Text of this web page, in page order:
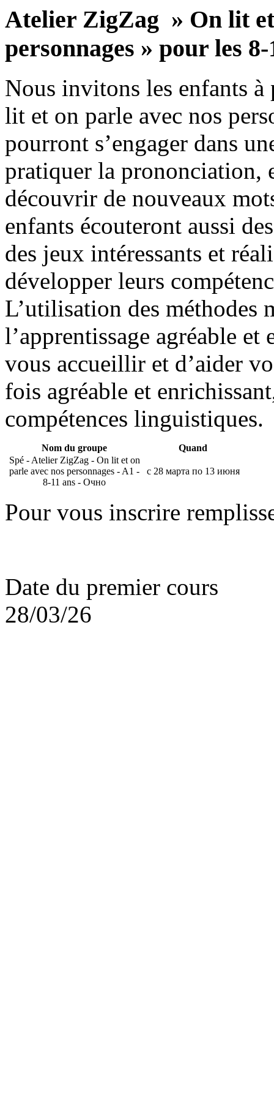
Atelier ZigZag » On lit
personnages » pour les
Nous invitons les enfants
lit et on parle avec nos
pourront s’engager dans
pratiquer la prononciation,
découvrir de nouveaux
enfants écouteront aussi
des jeux intéressants et
développer leurs
L’utilisation des méthodes
l’apprentissage agréable
vous accueillir et d’aider
fois agréable et
compétences linguistiques.
Nom du groupe
Quand
Spé - Atelier ZigZag - On lit et on
parle avec nos personnages - A1 -
8-11 ans - Очно
с 28 марта по 13 июня
Pour vous inscrire
Date du premier cours
28/03/26